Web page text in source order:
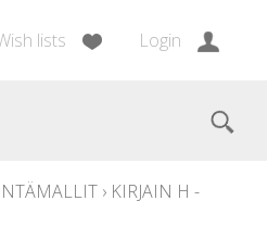
lists Login
› KIRJAIN H -